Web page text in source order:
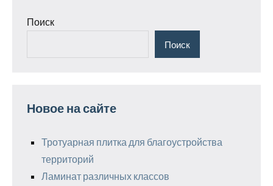
Поиск
Поиск
Новое на сайте
Тротуарная плитка для благоустройства
территорий
Ламинат различных классов